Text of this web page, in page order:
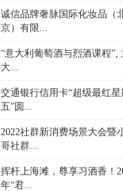
诚信品牌奢脉国际化妆品（
京）有限...
“意大利葡萄酒与烈酒课程”,
大...
交通银行信用卡“超级最红星
五”圆...
2022社群新消费场景大会暨
哥社群...
挥杆上海滩，尊享习酒香！
年“君...